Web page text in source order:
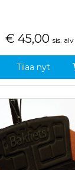
€ 45,00 sis. alv
Tilaa nyt